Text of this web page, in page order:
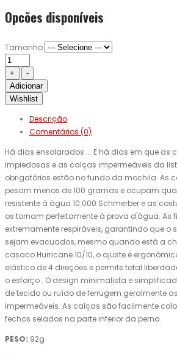
Opcões disponíveis
Tamanho
Adicionar
Wishlist
Descrição
Comentários (0)
Há dias ensolarados ... E há dias em que as
impiedosas e as calças impermeáveis ​​da
obrigatórios estão no fundo da mochila. As
pesam menos de 100 gramas e ocupam
resistente à água 10.000 Schmerber e as
os tornam perfeitamente à prova d'água. As
extremamente respiráveis, garantindo que o
sejam evacuados, mesmo quando está a
casaco Hurricane 10/10, o ajuste é
elástico de 4 direções e permite total
o esforço . O design minimalista e
de tecido ou ruído de ferrugem geralmente
impermeáveis. As calças são facilmente
fechos selados na parte inferior da perna.
PESO: 92g